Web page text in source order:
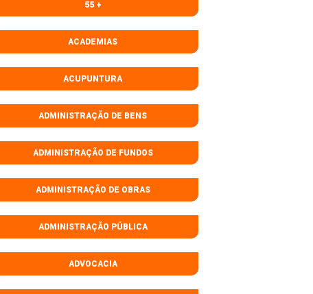
55 +
ACADEMIAS
ACUPUNTURA
ADMINISTRAÇÃO DE BENS
ADMINISTRAÇÃO DE FUNDOS
ADMINISTRAÇÃO DE OBRAS
ADMINISTRAÇÃO PÚBLICA
ADVOCACIA